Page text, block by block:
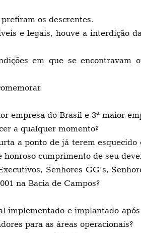
os descrentes.
e legais, houve a interdição
em que se encontravam
do Brasil e 3ª maior
a qualquer momento?
ponto de já terem esquecido
cumprimento de seu
Senhores GG’s,
na Bacia de Campos?
e implantado após
para as áreas operacionais?